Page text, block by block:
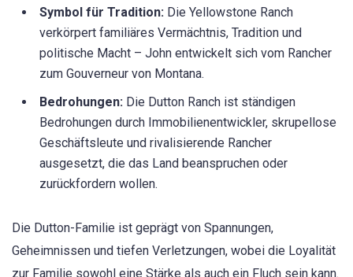
Symbol für Tradition: Die Yellowstone Ranch
verkörpert familiäres Vermächtnis, Tradition und
politische Macht – John entwickelt sich vom Rancher
zum Gouverneur von Montana.
Bedrohungen: Die Dutton Ranch ist ständigen
Bedrohungen durch Immobilienentwickler, skrupellose
Geschäftsleute und rivalisierende Rancher
ausgesetzt, die das Land beanspruchen oder
zurückfordern wollen.
Die Dutton-Familie ist geprägt von Spannungen,
Geheimnissen und tiefen Verletzungen, wobei die Loyalität
zur Familie sowohl eine Stärke als auch ein Fluch sein kann.